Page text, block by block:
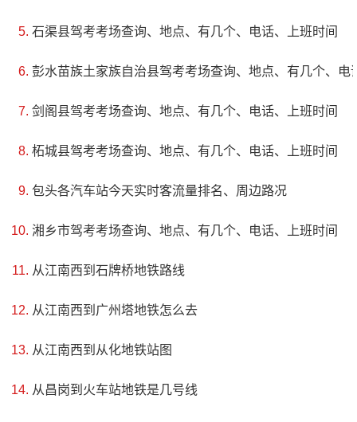
高耸的山峰、湖泊和树林等。在万福寺，您可以欣赏到各种
壮观的场景，并感受它独特的历史和文化价值。虽然曾经历
彩且充满启示性的历史。
石渠县驾考考场查询、地点、有几个、电话、上班时间
彭水苗族土家族自治县驾考考场查询、地点、有几个、电
剑阁县驾考考场查询、地点、有几个、电话、上班时间
柘城县驾考考场查询、地点、有几个、电话、上班时间
包头各汽车站今天实时客流量排名、周边路况
湘乡市驾考考场查询、地点、有几个、电话、上班时间
从江南西到石牌桥地铁路线
从江南西到广州塔地铁怎么去
从江南西到从化地铁站图
从昌岗到火车站地铁是几号线